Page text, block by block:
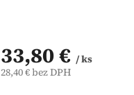
33,80 € / ks
28,40 € bez DPH